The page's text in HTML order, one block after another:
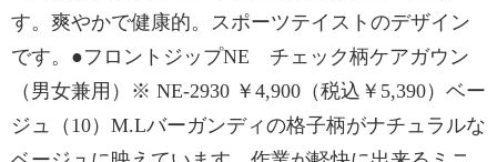
す。爽やかで健康的。スポーツテイストのデザイン
です。●フロントジップNE チェック柄ケアガウン
（男女兼用）※ NE-2930 ￥4,900（税込￥5,390）ベー
ジュ（10）M.Lバーガンディの格子柄がナチュラルな